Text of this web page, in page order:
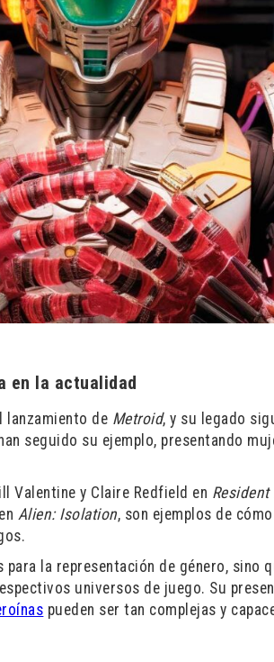
en la actualidad
lanzamiento de Metroid, y su legado
seguido su ejemplo, presentando
Valentine y Claire Redfield en Resident
Alien: Isolation, son ejemplos de
la representación de género, sino
universos de juego. Su
pueden ser tan complejas y